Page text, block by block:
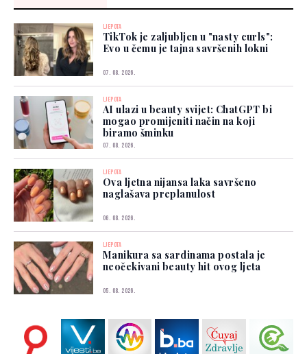
LJEPOTA
TikTok je zaljubljen u "nasty curls":
Evo u čemu je tajna savršenih lokni
07. 08. 2026.
LJEPOTA
AI ulazi u beauty svijet: ChatGPT bi
mogao promijeniti način na koji
biramo šminku
07. 08. 2026.
LJEPOTA
Ova ljetna nijansa laka savršeno
naglašava preplanulost
06. 08. 2026.
LJEPOTA
Manikura sa sardinama postala je
neočekivani beauty hit ovog ljeta
05. 08. 2026.